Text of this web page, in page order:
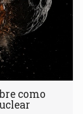
como